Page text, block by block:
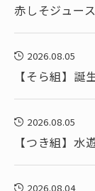
赤しそジュー
2026.08.05
【そら組】誕
2026.08.05
【つき組】水
2026.08.04